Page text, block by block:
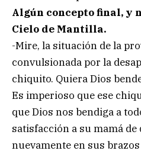
Algún concepto final, y
Cielo de Mantilla.
-Mire, la situación de la
convulsionada por la
chiquito. Quiera Dios
Es imperioso que ese
que Dios nos bendiga a
satisfacción a su mamá de
nuevamente en sus